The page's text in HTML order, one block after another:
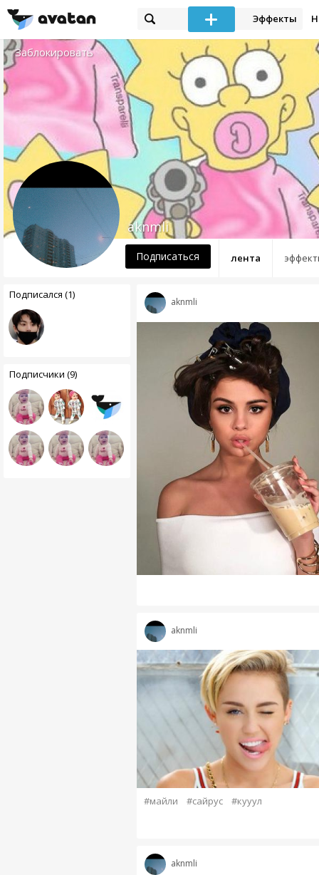
Эффекты
Заблокировать
лента
aknmli
Подписаться
Подписался (1)
Подписчики (9)
aknmli
aknmli
#майли #сайрус #кууул
aknmli